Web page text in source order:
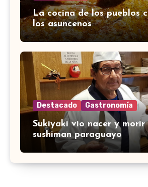
La cocina de los pueblos
los asuncenos
Destacado Gastronomía
Sukiyaki vio nacer y morir
sushiman paraguayo